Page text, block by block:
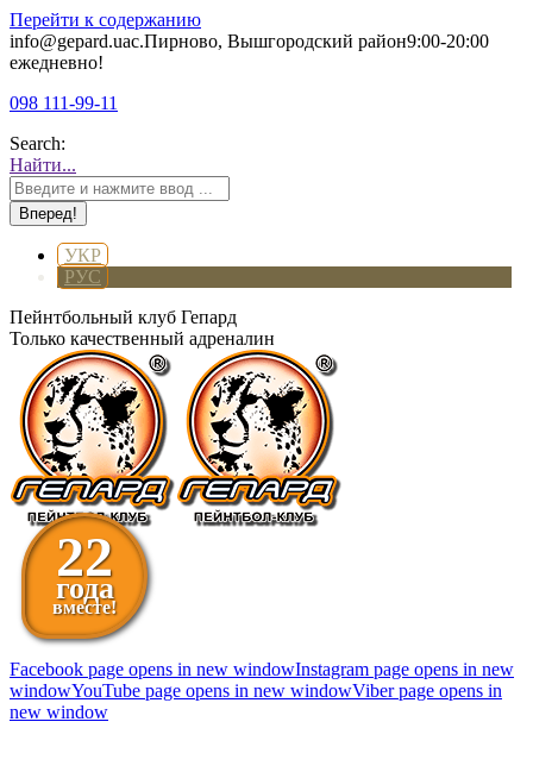
Перейти к содержанию
info@gepard.uaс.Пирново, Вышгородский район9:00-20:00
ежедневно!
098 111-99-11
Search:
Найти...
УКР
РУС
Пейнтбольный клуб Гепард
Только качественный адреналин
22
года
вместе!
Facebook page opens in new windowInstagram page opens in new
windowYouTube page opens in new windowViber page opens in
new window